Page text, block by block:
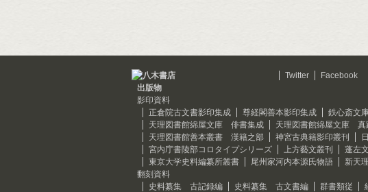
Twitter Facebook
出版物
影印資料
正倉院古文書影印集成
尊経閣善本影印集成
鉄心斎文
天理図書館綿屋文庫 俳書集成
天理図書館綿屋文庫 真
天理図書館善本叢書 漢籍之部
神宮古典籍影印叢刊
宮内庁書陵部コロタイプシリーズ
上方藝文叢刊 蓬左
東京大学史料編纂所叢書
尾州家河内本源氏物語 新天
翻刻資料
史料纂集 古記録編
史料纂集 古文書編 群書類従